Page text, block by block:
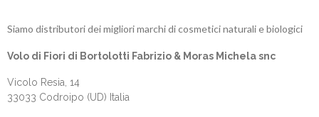
Siamo distributori dei migliori marchi di cosmetici naturali e biologici
Volo di Fiori di Bortolotti Fabrizio & Moras Michela snc
Vicolo Resia, 14
33033 Codroipo (UD) Italia